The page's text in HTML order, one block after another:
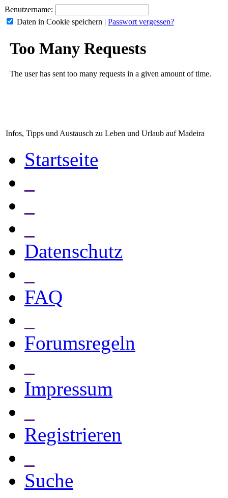
Benutzername:
Daten in Cookie speichern | Passwort vergessen?
Infos, Tipps und Austausch zu Leben und Urlaub auf Madeira
Startseite
Datenschutz
FAQ
Forumsregeln
Impressum
Registrieren
Suche